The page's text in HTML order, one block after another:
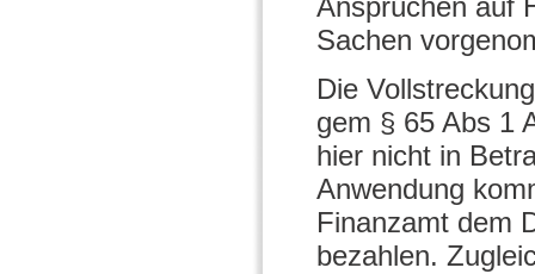
Ansprüchen auf
Sachen
Die
gem § 65 Abs 1
hier nicht in
Anwendung
Finanzamt dem
bezahlen.